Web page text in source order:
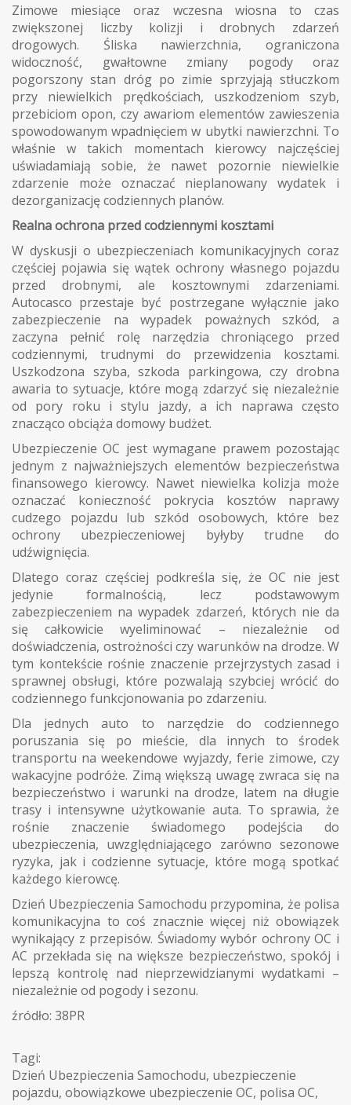
Zimowe miesiące oraz wczesna wiosna to czas
zwiększonej liczby kolizji i drobnych zdarzeń
drogowych. Śliska nawierzchnia, ograniczona
widoczność, gwałtowne zmiany pogody oraz
pogorszony stan dróg po zimie sprzyjają stłuczkom
przy niewielkich prędkościach, uszkodzeniom szyb,
przebiciom opon, czy awariom elementów zawieszenia
spowodowanym wpadnięciem w ubytki nawierzchni. To
właśnie w takich momentach kierowcy najczęściej
uświadamiają sobie, że nawet pozornie niewielkie
zdarzenie może oznaczać nieplanowany wydatek i
dezorganizację codziennych planów.
Realna ochrona przed codziennymi kosztami
W dyskusji o ubezpieczeniach komunikacyjnych coraz
częściej pojawia się wątek ochrony własnego pojazdu
przed drobnymi, ale kosztownymi zdarzeniami.
Autocasco przestaje być postrzegane wyłącznie jako
zabezpieczenie na wypadek poważnych szkód, a
zaczyna pełnić rolę narzędzia chroniącego przed
codziennymi, trudnymi do przewidzenia kosztami.
Uszkodzona szyba, szkoda parkingowa, czy drobna
awaria to sytuacje, które mogą zdarzyć się niezależnie
od pory roku i stylu jazdy, a ich naprawa często
znacząco obciąża domowy budżet.
Ubezpieczenie OC jest wymagane prawem pozostając
jednym z najważniejszych elementów bezpieczeństwa
finansowego kierowcy. Nawet niewielka kolizja może
oznaczać konieczność pokrycia kosztów naprawy
cudzego pojazdu lub szkód osobowych, które bez
ochrony ubezpieczeniowej byłyby trudne do
udźwignięcia.
Dlatego coraz częściej podkreśla się, że OC nie jest
jedynie formalnością, lecz podstawowym
zabezpieczeniem na wypadek zdarzeń, których nie da
się całkowicie wyeliminować – niezależnie od
doświadczenia, ostrożności czy warunków na drodze. W
tym kontekście rośnie znaczenie przejrzystych zasad i
sprawnej obsługi, które pozwalają szybciej wrócić do
codziennego funkcjonowania po zdarzeniu.
Dla jednych auto to narzędzie do codziennego
poruszania się po mieście, dla innych to środek
transportu na weekendowe wyjazdy, ferie zimowe, czy
wakacyjne podróże. Zimą większą uwagę zwraca się na
bezpieczeństwo i warunki na drodze, latem na długie
trasy i intensywne użytkowanie auta. To sprawia, że
rośnie znaczenie świadomego podejścia do
ubezpieczenia, uwzględniającego zarówno sezonowe
ryzyka, jak i codzienne sytuacje, które mogą spotkać
każdego kierowcę.
Dzień Ubezpieczenia Samochodu przypomina, że polisa
komunikacyjna to coś znacznie więcej niż obowiązek
wynikający z przepisów. Świadomy wybór ochrony OC i
AC przekłada się na większe bezpieczeństwo, spokój i
lepszą kontrolę nad nieprzewidzianymi wydatkami –
niezależnie od pogody i sezonu.
źródło: 38PR
Tagi:
Dzień Ubezpieczenia Samochodu, ubezpieczenie
pojazdu, obowiązkowe ubezpieczenie OC, polisa OC,